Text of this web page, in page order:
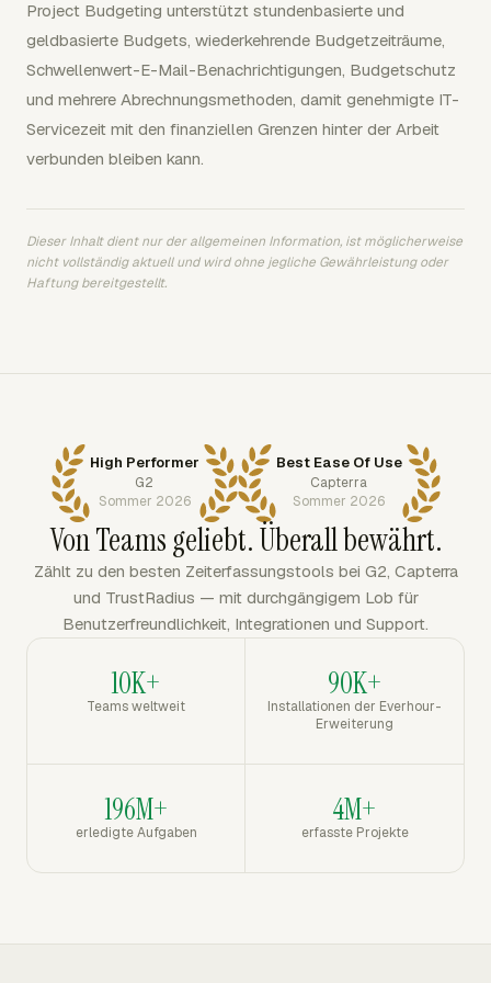
Project Budgeting unterstützt stundenbasierte und
geldbasierte Budgets, wiederkehrende Budgetzeiträume,
Schwellenwert-E-Mail-Benachrichtigungen, Budgetschutz
und mehrere Abrechnungsmethoden, damit genehmigte IT-
Servicezeit mit den finanziellen Grenzen hinter der Arbeit
verbunden bleiben kann.
Dieser Inhalt dient nur der allgemeinen Information, ist möglicherweise
nicht vollständig aktuell und wird ohne jegliche Gewährleistung oder
Haftung bereitgestellt.
High Performer
G2
Sommer 2026
Best Ease Of Use
Capterra
Sommer 2026
Von Teams geliebt. Überall bewährt.
Zählt zu den besten Zeiterfassungstools bei G2, Capterra
und TrustRadius — mit durchgängigem Lob für
Benutzerfreundlichkeit, Integrationen und Support.
10K+
Teams weltweit
90K+
Installationen der Everhour-
Erweiterung
196M+
erledigte Aufgaben
4M+
erfasste Projekte